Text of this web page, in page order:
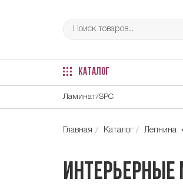
КАТАЛОГ
Ламинат/SPC
Главная Каталог Лепнина
Интерьерные